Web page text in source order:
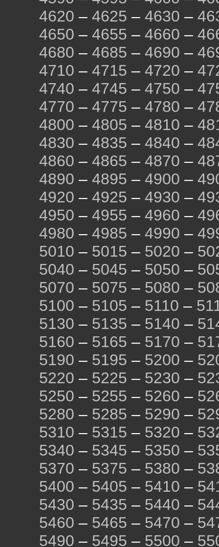
4620 – 4625 – 4630 –
4650 – 4655 – 4660 –
4680 – 4685 – 4690 –
4710 – 4715 – 4720 –
4740 – 4745 – 4750 –
4770 – 4775 – 4780 –
4800 – 4805 – 4810 –
4830 – 4835 – 4840 –
4860 – 4865 – 4870 –
4890 – 4895 – 4900 –
4920 – 4925 – 4930 –
4950 – 4955 – 4960 –
4980 – 4985 – 4990 –
5010 – 5015 – 5020 –
5040 – 5045 – 5050 –
5070 – 5075 – 5080 –
5100 – 5105 – 5110 –
5130 – 5135 – 5140 –
5160 – 5165 – 5170 –
5190 – 5195 – 5200 –
5220 – 5225 – 5230 –
5250 – 5255 – 5260 –
5280 – 5285 – 5290 –
5310 – 5315 – 5320 –
5340 – 5345 – 5350 –
5370 – 5375 – 5380 –
5400 – 5405 – 5410 –
5430 – 5435 – 5440 –
5460 – 5465 – 5470 –
5490 – 5495 – 5500 –